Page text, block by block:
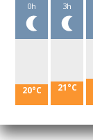
0h
20°C
3h
21°C